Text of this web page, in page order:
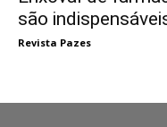
são
Revista Pazes